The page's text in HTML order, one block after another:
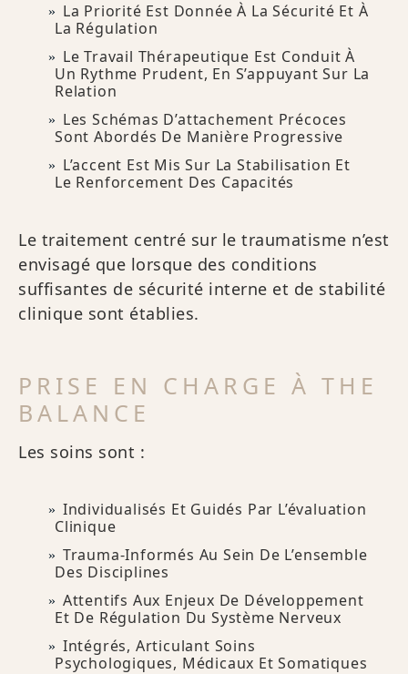
La Priorité Est Donnée À La Sécurité Et À
La Régulation
Le Travail Thérapeutique Est Conduit À
Un Rythme Prudent, En S’appuyant Sur La
Relation
Les Schémas D’attachement Précoces
Sont Abordés De Manière Progressive
L’accent Est Mis Sur La Stabilisation Et
Le Renforcement Des Capacités
Le traitement centré sur le traumatisme n’est
envisagé que lorsque des conditions
suffisantes de sécurité interne et de stabilité
clinique sont établies.
PRISE EN CHARGE À THE
BALANCE
Les soins sont :
Individualisés Et Guidés Par L’évaluation
Clinique
Trauma-Informés Au Sein De L’ensemble
Des Disciplines
Attentifs Aux Enjeux De Développement
Et De Régulation Du Système Nerveux
Intégrés, Articulant Soins
Psychologiques, Médicaux Et Somatiques